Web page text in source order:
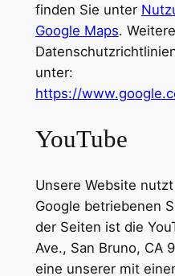
finden Sie unter
Google Maps.
unter:
https://
YouTube
Unsere Website
Google betriebenen
der Seiten ist die
Ave., San Bruno, CA
eine unserer mit